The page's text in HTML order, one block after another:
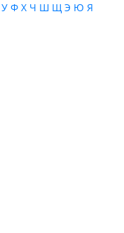
У Ф Х Ч Ш Щ Э Ю Я